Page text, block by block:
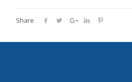
Share